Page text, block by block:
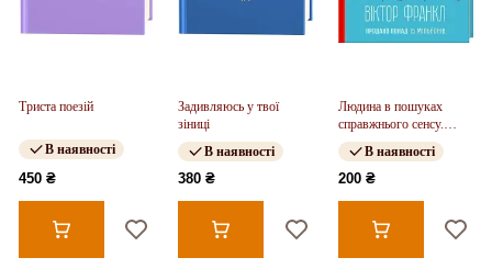
Триста поезій
В наявності
450 ₴
Задивляюсь у твої
зіниці
В наявності
380 ₴
Людина в пошуках
справжнього сенсу.
Психолог у концтаборі
В наявності
200 ₴